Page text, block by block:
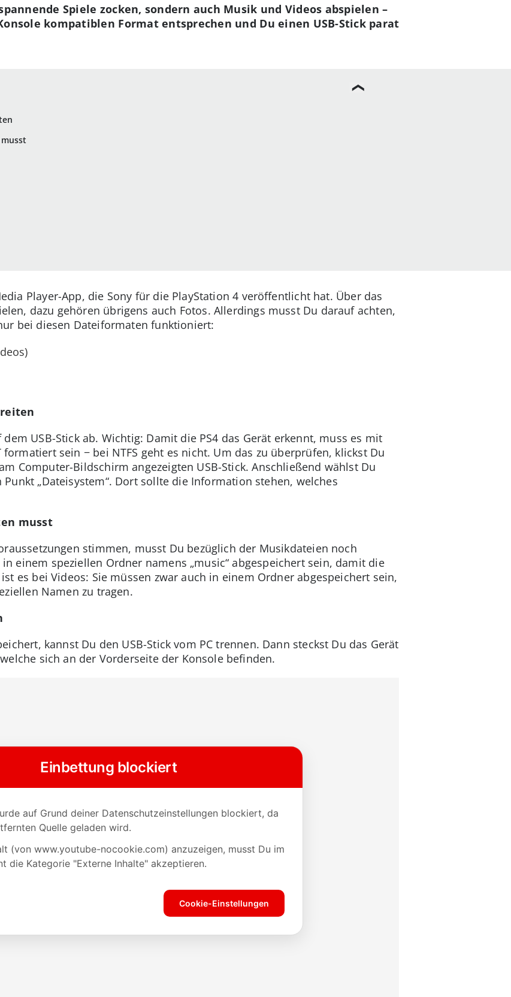
Spiele zocken, sondern auch Musik und Videos abspielen –
kompatiblen Format entsprechen und Du einen USB-Stick parat
Player-App, die Sony für die PlayStation 4 veröffentlicht hat. Über das
dazu gehören übrigens auch Fotos. Allerdings musst Du darauf achten,
bei diesen Dateiformaten funktioniert:
USB-Stick ab. Wichtig: Damit die PS4 das Gerät erkennt, muss es mit
formatiert sein − bei NTFS geht es nicht. Um das zu überprüfen, klickst Du
Computer-Bildschirm angezeigten USB-Stick. Anschließend wählst Du
Punkt „Dateisystem“. Dort sollte die Information stehen, welches
musst
stimmen, musst Du bezüglich der Musikdateien noch
einem speziellen Ordner namens „music“ abgespeichert sein, damit die
es bei Videos: Sie müssen zwar auch in einem Ordner abgespeichert sein,
Namen zu tragen.
kannst Du den USB-Stick vom PC trennen. Dann steckst Du das Gerät
sich an der Vorderseite der Konsole befinden.